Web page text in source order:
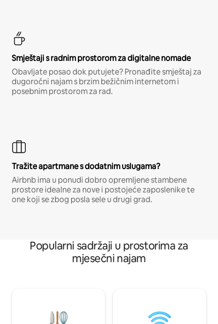
Smještaji s radnim prostorom za digitalne nomade
Obavljate posao dok putujete? Pronađite smještaj za
dugoročni najam s brzim bežičnim internetom i
posebnim prostorom za rad.
Tražite apartmane s dodatnim uslugama?
Airbnb ima u ponudi dobro opremljene stambene
prostore idealne za nove i postojeće zaposlenike te
one koji se zbog posla sele u drugi grad.
Popularni sadržaji u prostorima za
mjesečni najam